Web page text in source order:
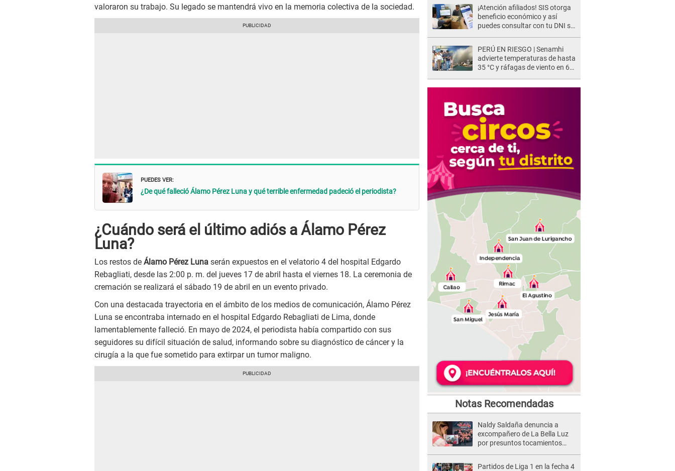
valoraron su trabajo. Su legado se mantendrá vivo en la memoria colectiva de la sociedad.
PUEDES VER:
¿De qué falleció Álamo Pérez Luna y qué terrible enfermedad padeció el periodista?
¿Cuándo será el último adiós a Álamo Pérez
Luna?
Los restos de Álamo Pérez Luna serán expuestos en el velatorio 4 del hospital Edgardo
Rebagliati, desde las 2:00 p. m. del jueves 17 de abril hasta el viernes 18. La ceremonia de
cremación se realizará el sábado 19 de abril en un evento privado.
Con una destacada trayectoria en el ámbito de los medios de comunicación, Álamo Pérez
Luna se encontraba internado en el hospital Edgardo Rebagliati de Lima, donde
lamentablemente falleció. En mayo de 2024, el periodista había compartido con sus
seguidores su difícil situación de salud, informando sobre su diagnóstico de cáncer y la
cirugía a la que fue sometido para extirpar un tumor maligno.
¡Atención afiliados! SIS otorga
beneficio económico y así
puedes consultar con tu DNI si
PERÚ EN RIESGO | Senamhi
advierte temperaturas de hasta
35 °C y ráfagas de viento en 6
Notas Recomendadas
Naldy Saldaña denuncia a
excompañero de La Bella Luz
por presuntos tocamientos
Partidos de Liga 1 en la fecha 4